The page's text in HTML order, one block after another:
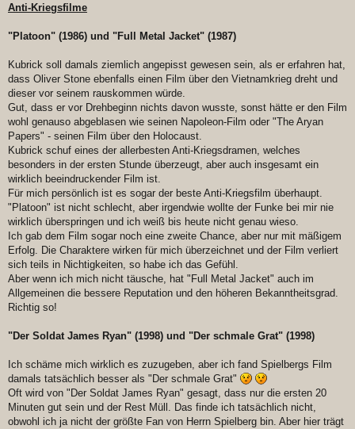
Anti-Kriegsfilme
"Platoon" (1986) und "Full Metal Jacket" (1987)
Kubrick soll damals ziemlich angepisst gewesen sein, als er erfahren hat,
dass Oliver Stone ebenfalls einen Film über den Vietnamkrieg dreht und
dieser vor seinem rauskommen würde.
Gut, dass er vor Drehbeginn nichts davon wusste, sonst hätte er den Film
wohl genauso abgeblasen wie seinen Napoleon-Film oder "The Aryan
Papers" - seinen Film über den Holocaust.
Kubrick schuf eines der allerbesten Anti-Kriegsdramen, welches
besonders in der ersten Stunde überzeugt, aber auch insgesamt ein
wirklich beeindruckender Film ist.
Für mich persönlich ist es sogar der beste Anti-Kriegsfilm überhaupt.
"Platoon" ist nicht schlecht, aber irgendwie wollte der Funke bei mir nie
wirklich überspringen und ich weiß bis heute nicht genau wieso.
Ich gab dem Film sogar noch eine zweite Chance, aber nur mit mäßigem
Erfolg. Die Charaktere wirken für mich überzeichnet und der Film verliert
sich teils in Nichtigkeiten, so habe ich das Gefühl.
Aber wenn ich mich nicht täusche, hat "Full Metal Jacket" auch im
Allgemeinen die bessere Reputation und den höheren Bekanntheitsgrad.
Richtig so!
"Der Soldat James Ryan" (1998) und "Der schmale Grat" (1998)
Ich schäme mich wirklich es zuzugeben, aber ich fand Spielbergs Film
damals tatsächlich besser als "Der schmale Grat"
Oft wird von "Der Soldat James Ryan" gesagt, dass nur die ersten 20
Minuten gut sein und der Rest Müll. Das finde ich tatsächlich nicht,
obwohl ich ja nicht der größte Fan von Herrn Spielberg bin. Aber hier trägt